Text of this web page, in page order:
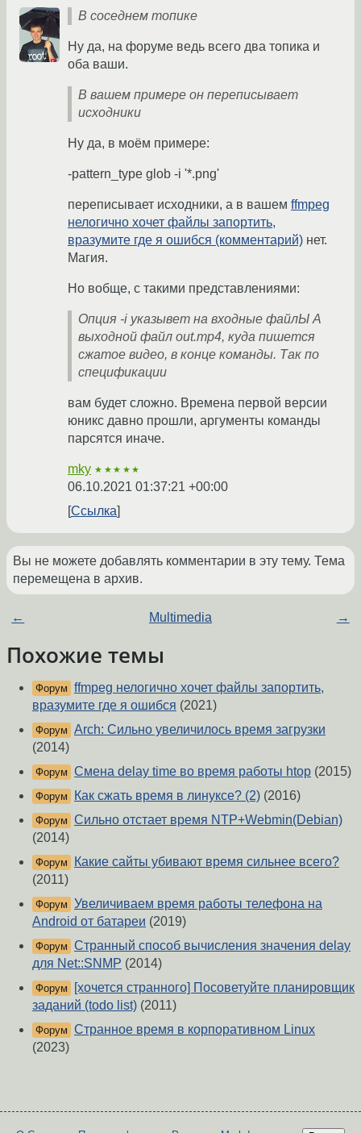
В соседнем топике
Ну да, на форуме ведь всего два топика и
оба ваши.
В вашем примере он переписывает
исходники
Ну да, в моём примере:
-pattern_type glob -i '*.png'
переписывает исходники, а в вашем ffmpeg
нелогично хочет файлы запортить,
вразумите где я ошибся (комментарий) нет.
Магия.
Но вобще, с такими представлениями:
Опция -i указывет на входные файлЫ А
выходной файл out.mp4, куда пишется
сжатое видео, в конце команды. Так по
спецификации
вам будет сложно. Времена первой версии
юникс давно прошли, аргументы команды
парсятся иначе.
mky ★★★★★
06.10.2021 01:37:21 +00:00
Ссылка
Вы не можете добавлять комментарии в эту тему. Тема
перемещена в архив.
← Multimedia →
Похожие темы
Форум ffmpeg нелогично хочет файлы запортить,
вразумите где я ошибся (2021)
Форум Arch: Сильно увеличилось время загрузки
(2014)
Форум Смена delay time во время работы htop (2015)
Форум Как сжать время в линуксе? (2) (2016)
Форум Сильно отстает время NTP+Webmin(Debian)
(2014)
Форум
Какие сайты убивают время сильнее всего?
(2011)
Форум Увеличиваем время работы телефона на
Android от батареи (2019)
Форум Странный способ вычисления значения delay
для Net::SNMP (2014)
Форум
[хочется странного] Посоветуйте планировщик
заданий (todo list) (2011)
Форум Странное время в корпоративном Linux
(2023)